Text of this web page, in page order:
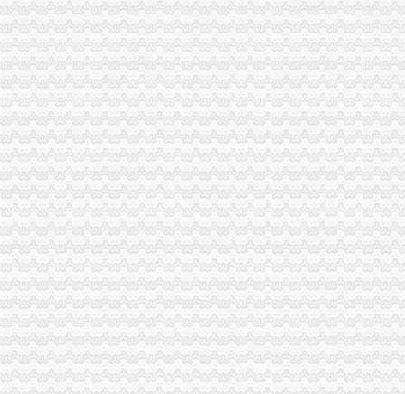
重庆代办消防验收的程序_重庆代过消防设计_新浪博客
北京丰台劳务派遣许可证受理范围_周边服务栏目_机电之家网
澳大利亚旅游签证超完备攻略及案例汇总-澳大利亚旅游攻略-澳新通
【重庆青木关黄页大全|重庆青木关本地信息网】-重庆百姓网
【图】重庆渝州路公司注册/营业执照代理/注册公司创业找冯悦_重庆会
重庆税务代理公司_列表网
台湾输送带进口报关报检海关核价标准是根据什么_清关代理公司_进口
今日要（第197期）-恩区人民
天津青年装饰公司_天津青年装饰公司
宝丰工商年检_列表网
佛塑科技：非公开发行股份购买资产暨关联交易报告书（修订稿）摘要
网上游戏厅代理电玩_中国科学院
【图】来小龙坎立交旁找专业工商代办公司/代账会计为你服务_重庆会
2018日本旅游攻略,日本自由行攻略,马蜂窝日本出游攻略游记-马蜂
重庆沙坪坝青木关会计审计公司|重庆列表网
佛塑科技：中山证券有限责任公司关于公司非公开发行股份购买资产暨
重庆青木关分类信息-重庆百姓网
佛塑科技：非公开发行股份购买资产暨关联交易报告书（修订稿）摘要